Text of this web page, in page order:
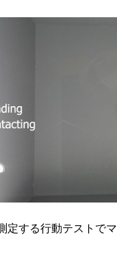
定する行動テストで